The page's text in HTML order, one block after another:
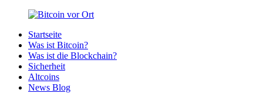
Zurück
Inhalt
Bitcoin
Bitcoins
deiner
Region
Startseite
Was ist Bitcoin?
Was ist die Blockchain?
Sicherheit
Altcoins
News Blog